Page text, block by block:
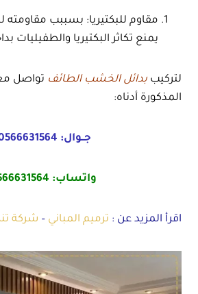
مقاوم للبكتيريا: بسببب مقاومته
يمنع تكاثر البكتيريا والطفيليات
لتركيب بدائل الخشب الطائف تواصل
المذكورة أدناه:
جــوال:
واتساب:
اقرأ المزيد عن : ترميم المباني – شركة